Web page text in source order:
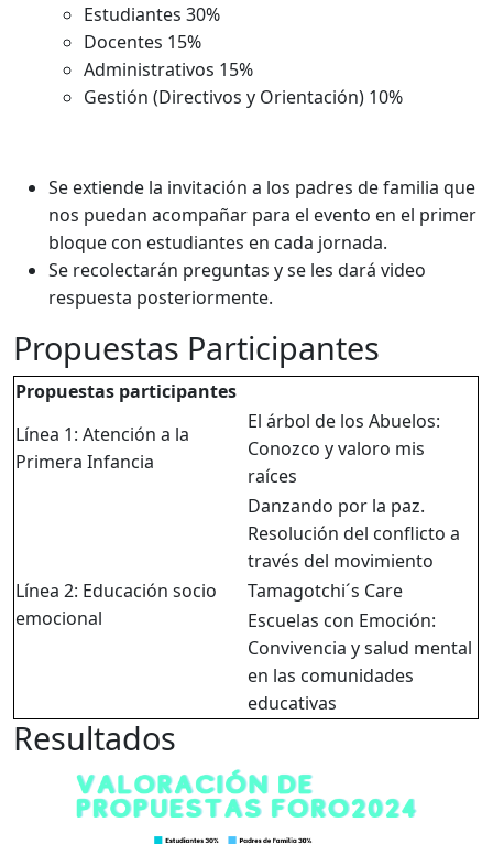
Estudiantes 30%
Docentes 15%
Administrativos 15%
Gestión (Directivos y Orientación) 10%
Se extiende la invitación a los padres de familia que
nos puedan acompañar para el evento en el primer
bloque con estudiantes en cada jornada.
Se recolectarán preguntas y se les dará video
respuesta posteriormente.
Propuestas Participantes
Propuestas participantes
Línea 1: Atención a la
Primera Infancia
El árbol de los Abuelos:
Conozco y valoro mis
raíces
Línea 2: Educación socio
emocional
Danzando por la paz.
Resolución del conflicto a
través del movimiento
Tamagotchi´s Care
Escuelas con Emoción:
Convivencia y salud mental
en las comunidades
educativas
Resultados